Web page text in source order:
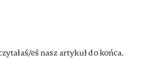
eś nasz artykuł do końca.